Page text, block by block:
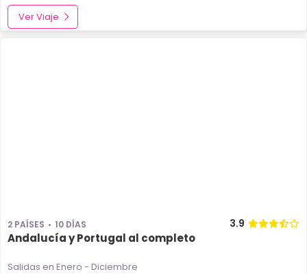
Ver Viaje
2 PAÍSES 10 DÍAS 3.9
Andalucía y Portugal al completo
Salidas en Enero - Diciembre